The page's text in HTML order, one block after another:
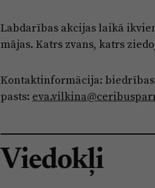
Labdarības akcijas laikā
mājas. Katrs zvans, katrs
Kontaktinformācija: biedrības
pasts:
Viedokļi